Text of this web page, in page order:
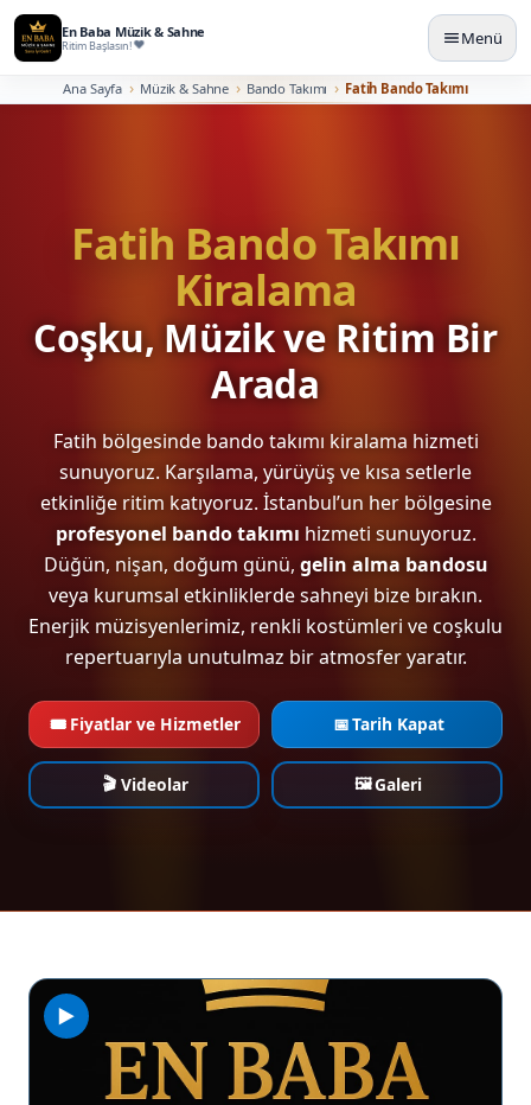
En Baba Müzik & Sahne
Ritim Başlasın! Menü
Ana Sayfa Müzik & Sahne Bando Takımı Fatih Bando Takımı
Fatih Bando Takımı
Kiralama
Coşku, Müzik ve Ritim Bir
Arada
Fatih bölgesinde bando takımı kiralama hizmeti
sunuyoruz. Karşılama, yürüyüş ve kısa setlerle
etkinliğe ritim katıyoruz. İstanbul’un her bölgesine
profesyonel bando takımı hizmeti sunuyoruz.
Düğün, nişan, doğum günü, gelin alma bandosu
veya kurumsal etkinliklerde sahneyi bize bırakın.
Enerjik müzisyenlerimiz, renkli kostümleri ve coşkulu
repertuarıyla unutulmaz bir atmosfer yaratır.
🎟️ Fiyatlar ve Hizmetler 📅Tarih Kapat
🎬 Videolar 🖼️Galeri
▶